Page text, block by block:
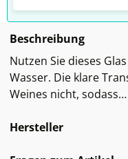
Beschreibung
Nutzen Sie dieses
Wasser. Die klare
Weines nicht, sodass…
Hersteller